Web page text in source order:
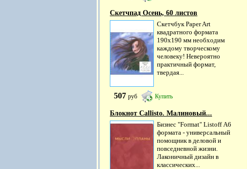
Скетчпад Осень, 60 листов
Скетчбук Paper Art
квадратного формата
190х190 мм необходим
каждому творческому
человеку! Невероятно
практичный формат,
твердая...
507 руб Купить
Блокнот Callisto. Малиновый...
Бизнес "Format" Listoff А6
формата - универсальный
помощник в деловой и
повседневной жизни.
Лаконичный дизайн в
классических...